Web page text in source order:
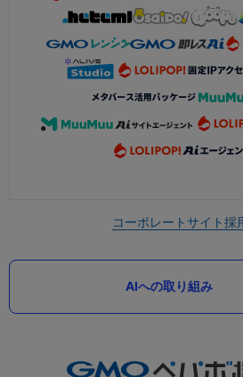
コーポレートサイト採
AIへの取り組み